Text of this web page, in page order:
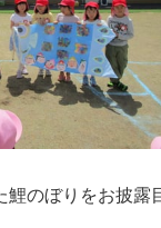
鯉のぼりをお披露